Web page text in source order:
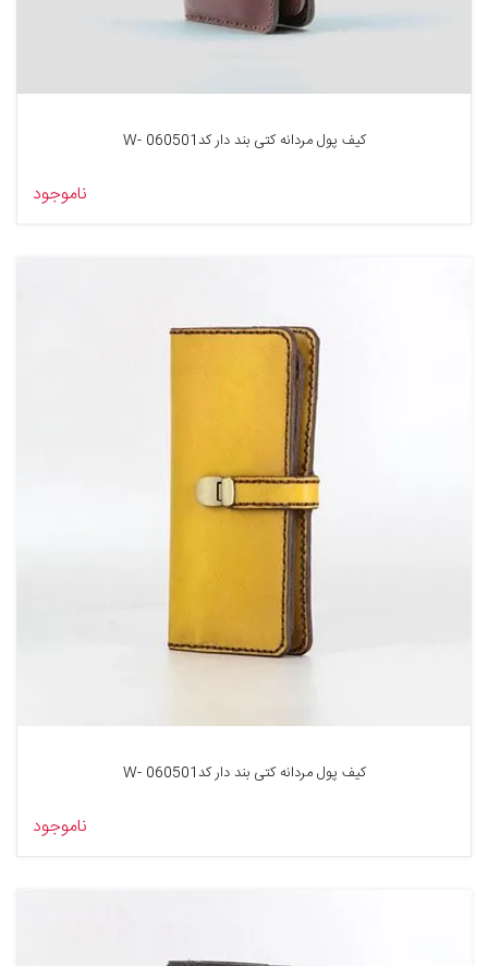
کیف پول مردانه کتی بند دار کد060501 -W
ناموجود
کیف پول مردانه کتی بند دار کد060501 -W
ناموجود